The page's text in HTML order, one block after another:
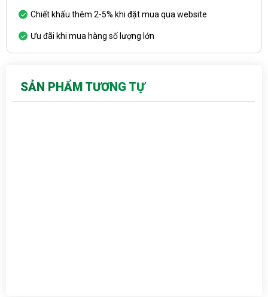
Chiết khấu thêm 2-5% khi đặt mua qua website
Ưu đãi khi mua hàng số lượng lớn
SẢN PHẨM TƯƠNG TỰ